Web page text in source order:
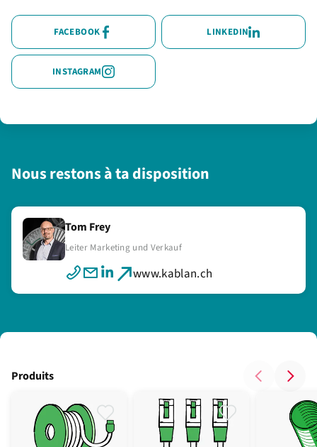
FACEBOOK LINKEDIN
INSTAGRAM
Nous restons à ta disposition
Tom Frey
Leiter Marketing und Verkauf
www.kablan.ch
Produits